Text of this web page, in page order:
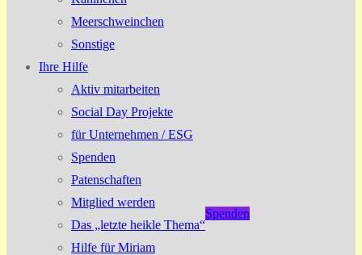
Meerschweinchen
Sonstige
Ihre Hilfe
Aktiv mitarbeiten
Social Day Projekte
für Unternehmen / ESG
Spenden
Patenschaften
Mitglied werden
Das „letzte heikle Thema“
Hilfe für Miriam
Spenden